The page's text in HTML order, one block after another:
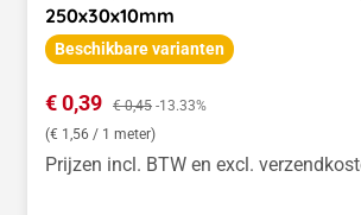
250x30x10mm
Beschikbare varianten
Verkoopprijs:
€ 0,39 Normale prijs:
€ 0,45 -13.33%
(€ 1,56 / 1 meter)
Prijzen incl. BTW en excl.